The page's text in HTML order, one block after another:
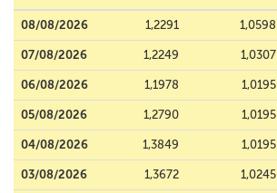
08/08/2026 1,2291 1,0598
07/08/2026 1,2249 1,0307
06/08/2026 1,1978 1,0195
05/08/2026 1,2790 1,0195
04/08/2026 1,3849 1,0195
03/08/2026 1,3672 1,0245